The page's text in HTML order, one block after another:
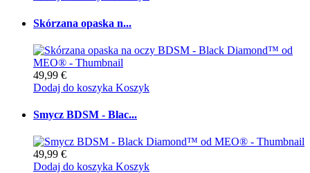
Skórzana opaska n...
49,99 €
Dodaj do koszyka Koszyk
Smycz BDSM - Blac...
49,99 €
Dodaj do koszyka Koszyk